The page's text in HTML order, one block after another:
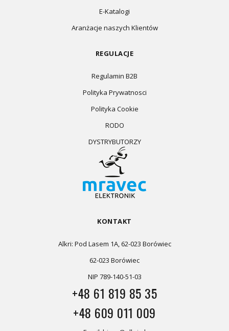
E-Katalogi
Aranżacje naszych Klientów
REGULACJE
Regulamin B2B
Polityka Prywatnosci
Polityka Cookie
RODO
DYSTRYBUTORZY
KONTAKT
Alkri: Pod Lasem 1A, 62-023 Borówiec
62-023 Borówiec
NIP 789-140-51-03
+48 61 819 85 35
+48 609 011 009